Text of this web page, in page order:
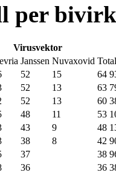
per
Virusvektor
Janssen Nuvaxovid
52 15
64
52 13
63
52 13
60
48 11
53
43 9
48
38 8
42
37
38
36
36